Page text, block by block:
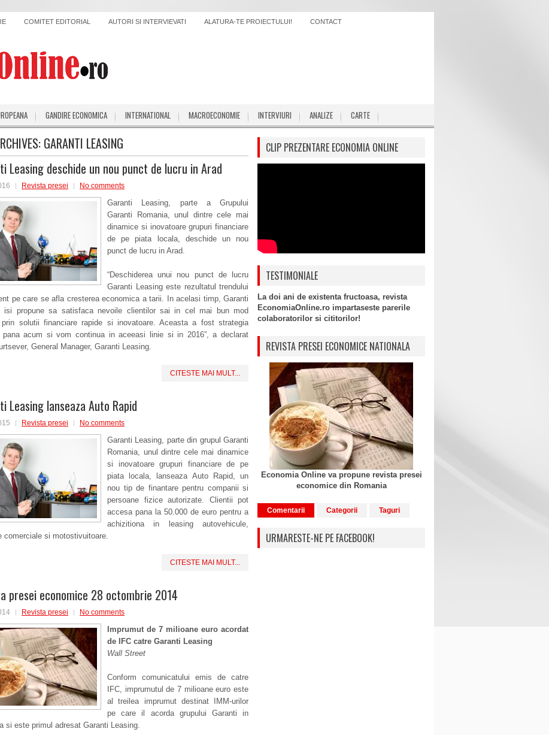
COMITET EDITORIAL AUTORI SI INTERVIEVATI ALATURA-TE PROIECTULUI! CONTACT
GANDIRE ECONOMICA INTERNATIONAL MACROECONOMIE INTERVIURI ANALIZE CARTE
GARANTI LEASING
Leasing deschide un nou punct de lucru in Arad
Revista presei No comments
Garanti Leasing, parte a Grupului
Garanti Romania, unul dintre cele mai
dinamice si inovatoare grupuri financiare
de pe piata locala, deschide un nou
punct de lucru in Arad.
“Deschiderea unui nou punct de lucru
Garanti Leasing este rezultatul trendului
pe care se afla cresterea economica a tarii. In acelasi timp, Garanti
isi propune sa satisfaca nevoile clientilor sai in cel mai bun mod
solutii financiare rapide si inovatoare. Aceasta a fost strategia
pana acum si vom continua in aceeasi linie si in 2016”, a declarat
General Manager, Garanti Leasing.
CITESTE MAI MULT...
Leasing lanseaza Auto Rapid
Revista presei No comments
Garanti Leasing, parte din grupul Garanti
Romania, unul dintre cele mai dinamice
si inovatoare grupuri financiare de pe
piata locala, lanseaza Auto Rapid, un
nou tip de finantare pentru companii si
persoane fizice autorizate. Clientii pot
accesa pana la 50.000 de euro pentru a
achizitiona in leasing autovehicule,
comerciale si motostivuitoare.
CITESTE MAI MULT...
presei economice 28 octombrie 2014
Revista presei No comments
Imprumut de 7 milioane euro acordat
de IFC catre Garanti Leasing
Wall Street
Conform comunicatului emis de catre
IFC, imprumutul de 7 milioane euro este
al treilea imprumut destinat IMM-urilor
pe care il acorda grupului Garanti in
si este primul adresat Garanti Leasing.
CLIP PREZENTARE ECONOMIA ONLINE
TESTIMONIALE
La doi ani de existenta fructoasa, revista
EconomiaOnline.ro impartaseste parerile
colaboratorilor si cititorilor!
REVISTA PRESEI ECONOMICE NATIONALA
Economia Online va propune revista presei
economice din Romania
Comentarii Categorii Taguri
URMARESTE-NE PE FACEBOOK!